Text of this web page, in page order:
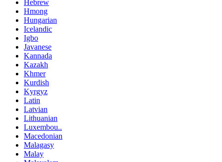
Hebrew
Hmong
Hungarian
Icelandic
Igbo
Javanese
Kannada
Kazakh
Khmer
Kurdish
Kyrgyz
Latin
Latvian
Lithuanian
Luxembou..
Macedonian
Malagasy
Malay